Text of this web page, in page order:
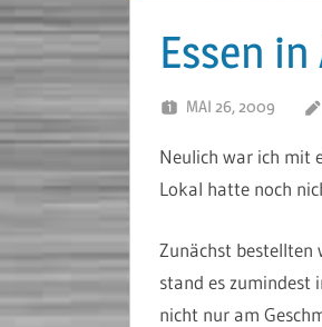
Essen
MAI 26, 2009
Neulich war ich mit
Lokal hatte noch
Zunächst bestellten
stand es zumindest
nicht nur am